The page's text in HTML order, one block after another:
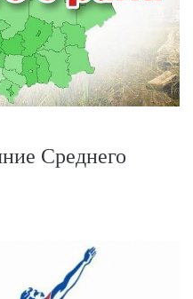
Среднего